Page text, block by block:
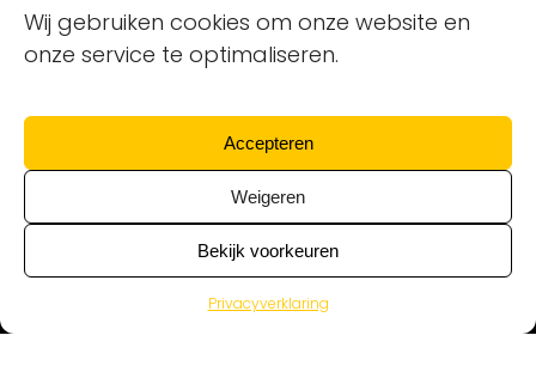
Wij gebruiken cookies om onze website en
onze service te optimaliseren.
Accepteren
Weigeren
Bekijk voorkeuren
Privacyverklaring
Sollicitanten ontvangen
Blog